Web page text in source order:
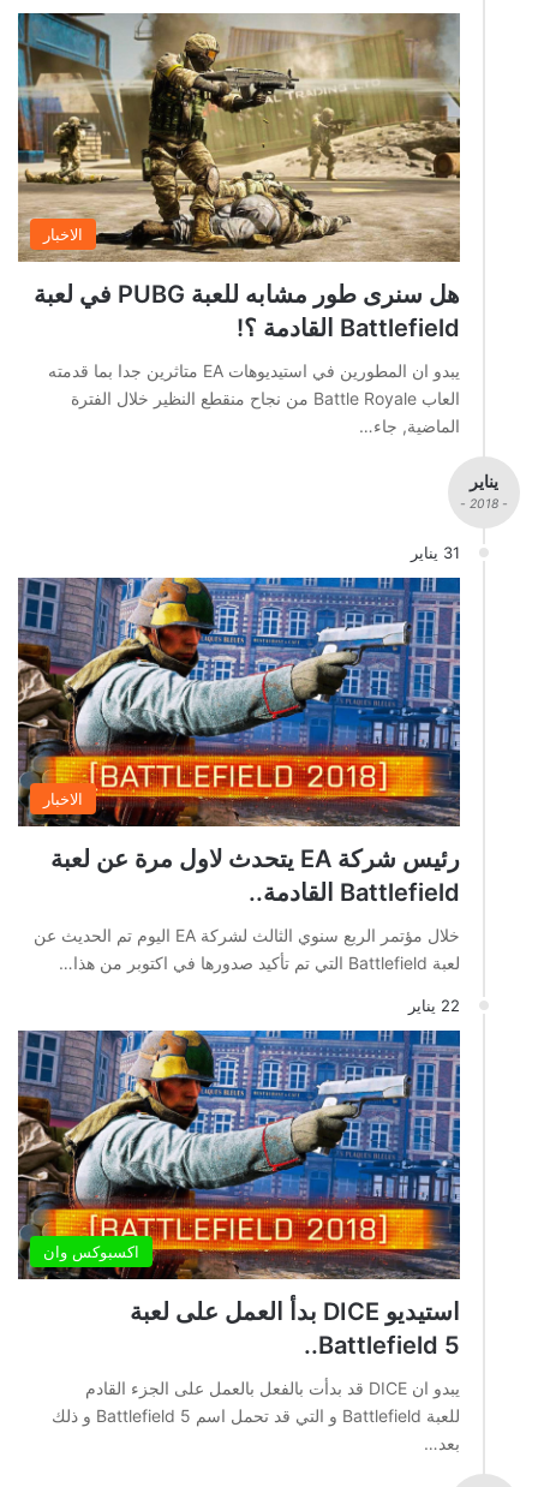
الاخبار
هل سنرى طور مشابه للعبة PUBG في لعبة
Battlefield القادمة ؟!
يبدو ان المطورين في استيديوهات EA متاثرين جدا بما قدمته
العاب Battle Royale من نجاح منقطع النظير خلال الفترة
الماضية, جاء…
يناير
- 2018 -
31 يناير
الاخبار
رئيس شركة EA يتحدث لاول مرة عن لعبة
Battlefield القادمة..
خلال مؤتمر الربع سنوي الثالث لشركة EA اليوم تم الحديث عن
لعبة Battlefield التي تم تأكيد صدورها في اكتوبر من هذا…
22 يناير
اكسبوكس وان
استيديو DICE بدأ العمل على لعبة
Battlefield 5..
يبدو ان DICE قد بدأت بالفعل بالعمل على الجزء القادم
للعبة Battlefield و التي قد تحمل اسم Battlefield 5 و ذلك
بعد…